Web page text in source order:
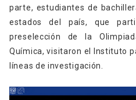
parte, estudiantes de
estados del país, que
preselección de la
Química, visitaron el Instituto
líneas de investigación.